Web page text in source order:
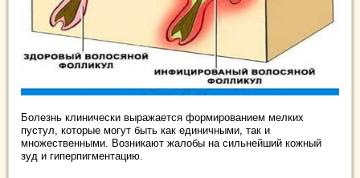
Болезнь клинически выражается формированием мелких
пустул, которые могут быть как единичными, так и
множественными. Возникают жалобы на сильнейший кожный
зуд и гиперпигментацию.